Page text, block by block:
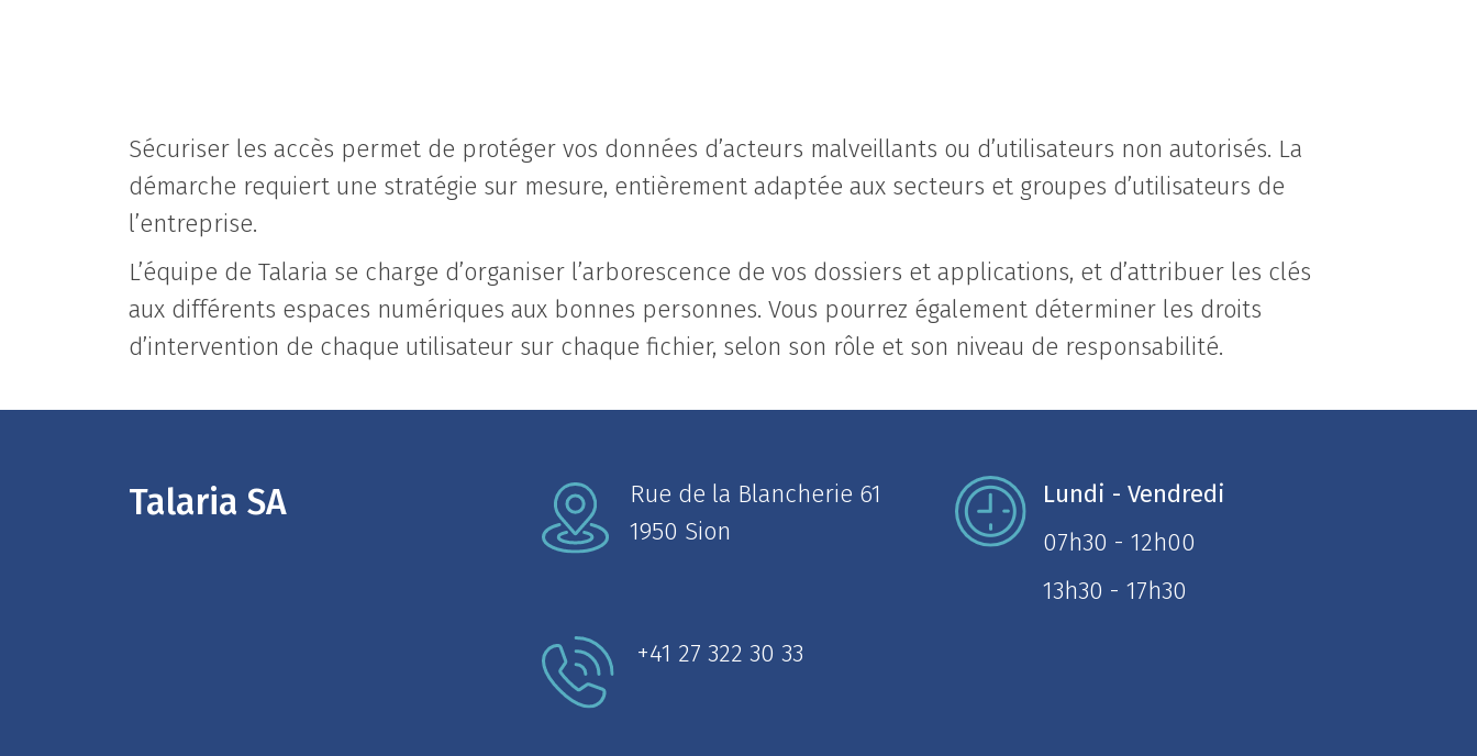
Sécuriser les accès permet de protéger vos données d’acteurs malveillants ou d’utilisateurs non autorisés. La
démarche requiert une stratégie sur mesure, entièrement adaptée aux secteurs et groupes d’utilisateurs de
l’entreprise.
L’équipe de Talaria se charge d’organiser l’arborescence de vos dossiers et applications, et d’attribuer les clés
aux différents espaces numériques aux bonnes personnes. Vous pourrez également déterminer les droits
d’intervention de chaque utilisateur sur chaque fichier, selon son rôle et son niveau de responsabilité.
Talaria SA
Rue de la Blancherie 61
1950 Sion
+41 27 322 30 33
Lundi - Vendredi
07h30 - 12h00
13h30 - 17h30